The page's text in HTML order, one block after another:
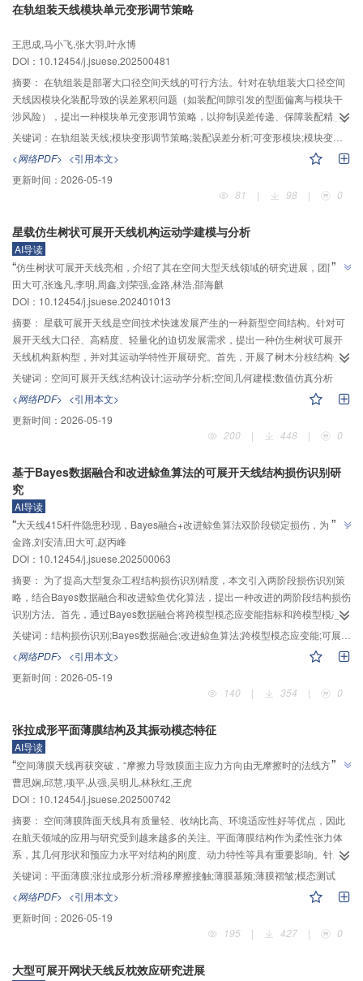
间桁架系统在多种温度载荷工况下的变形，且寻优过程有且仅有一个最优解；
和0.02 mm，带铰链太阳能板结构重构响应与理论响应的均方根误差约为0.95
mm；此外，分析了加工制造误差、传感器表贴位置误差与布局方式及响应信号
噪声等因素对重构精度的影响，说明了本文算法的工程应用价值。
在轨组装天线模块单元变形调节策略
王思成,马小飞,张大羽,叶永博
DOI： 10.12454/j.jsuese.202500481
摘要： 在轨组装是部署大口径空间天线的可行方法。针对在轨组装大口径空间
天线因模块化装配导致的误差累积问题（如装配间隙引发的型面偏离与模块干
涉风险），提出一种模块单元变形调节策略，以抑制误差传递、保障装配精度
与系统性能。首先，建立考虑装配间隙的抛物面天线模型的方法：采用平面投
影法生成模块节点坐标，结合间隙转化模型迭代计算各圈层模块的空间位置；
设计模块三点周向对接方式及由内向外的单向装配序列，形成6条误差传递链。
其次，进行在轨组装天线装配误差分析：引入误差链与误差球概念，基于指数
乘积法构建六自由度装配误差模型，以装配中心为基准，随机生成位移与旋转
象，量化分析装配间隙（100～300 mm）和最大允许位移误差（10～40 mm）
对累积误差的影响。最后，为抑制误差累积效应，提出具备变形调节能力的模
块单元构型及调节方案：通过释放节点自由度并在反射面布置作动器，实现单
面至6面分级调节；依据接触面数量与干涉情况，制定分场景调节方案，动态调
整模块边长与角度。结果表明：装配误差沿误差链累积增大，且与装配间隙尺
寸及最大允许位移误差成正比；通过简化可变形调节模块结构，验证了模块设
计与调节方案的有效性。
关键词： 在轨组装天线;模块变形调节策略;装配误差分析;可变形模块;模块变形调节方案
<网络PDF> <引用本文>
更新时间： 2026-05-19
81
| 98 | 0
星载仿生树状可展开天线机构运动学建模与分析
AI导读
“仿生树状可展开天线亮相，介绍了其在空间大型天线领域的研究进展，团队验
证“外旋平行，内旋归零”驱动策略，为轻量化高精度天线体系建设奠定基础。
”
田大可,张逸凡,李明,周鑫,刘荣强,金路,林浩,邵海麒
DOI： 10.12454/j.jsuese.202401013
摘要： 星载可展开天线是空间技术快速发展产生的一种新型空间结构。针对可
展开天线大口径、高精度、轻量化的迫切发展需求，提出一种仿生树状可展开
天线机构新构型，并对其运动学特性开展研究。首先，开展了树木分枝结构仿
生机理解析，提出可展开天线结构设计准则，进行了构型总体方案设计，并通
过研制初代样机，验证了其展开原理的可行性；其次，采用闭环矢量法等理
论，建立了可展开天线关键节点的空间几何模型和多级多闭环式肋单元及天线
整体的运动学参数化模型；再次，通过分析不同初始条件下分枝外杆运动特
性，建立了“外旋平行，内旋归零”的驱动策略模型；最后，采用MATLAB、
分析。仿真结果表明：所提出的机构能够顺利由收拢态运动至完全展开态，且
运动过程流畅无干涉，验证了机构原理和设计方案的正确性，以及分枝外杆驱
动策略的可行性，为后续该型天线的工程应用提供了理论基础。
关键词： 空间可展开天线;结构设计;运动学分析;空间几何建模;数值仿真分析
<网络PDF> <引用本文>
更新时间： 2026-05-19
200
| 448 | 0
基于Bayes数据融合和改进鲸鱼算法的可展开天线结构损伤识别研
究
AI导读
“大天线415杆件隐患秒现，Bayes融合+改进鲸鱼算法双阶段锁定损伤，为巨型
结构安全监测提供利器。”
”
金路,刘安清,田大可,赵丙峰
DOI： 10.12454/j.jsuese.202500063
摘要： 为了提高大型复杂工程结构损伤识别精度，本文引入两阶段损伤识别策
略，结合Bayes数据融合和改进鲸鱼优化算法，提出一种改进的两阶段结构损伤
识别方法。首先，通过Bayes数据融合将跨模型模态应变能指标和跨模型模态应
变能变化率指标融合得到新的损伤定位指标，进而定位复杂结构损伤的具体位
置。其次，针对鲸鱼优化算法存在容易陷入局部最优、全局搜索能力不足等缺
陷，采用Sobol序列初始化种群、双种群并行搜索和交流等4种策略加以改进，
提出改进的鲸鱼优化算法。最后，采用改进的鲸鱼优化算法修正先前的损伤定
位结果，并确定结构杆件实际损伤程度。对含有415个杆件的大口径空间可展开
数据融合方法融合跨模型模态应变能指标和跨模型模态应变能变化率指标进行
损伤定位，能有效降低非损伤杆件被误判为疑似损伤杆件的可能，相比仅采用
跨模型模态应变能指标，可得到更准确的定位结果；在0.2%噪声干扰下，采用
改进的鲸鱼优化算法在第一阶段损伤定位基础上准确识别损伤实际发生位置和
具体程度，抗噪性良好。该两阶段结构损伤识别方法可为大型复杂工程结构损
伤识别提供参考。
关键词： 结构损伤识别;Bayes数据融合;改进鲸鱼算法;跨模型模态应变能;可展开天线结构
<网络PDF> <引用本文>
更新时间： 2026-05-19
140
| 354 | 0
张拉成形平面薄膜结构及其振动模态特征
AI导读
“空间薄膜天线再获突破，“摩擦力导致膜面主应力方向由无摩擦时的法线方向转
变为切线方向”，团队验证张拉方案可靠性。
”
曹思娴,邱慧,项平,从强,吴明儿,林秋红,王虎
DOI： 10.12454/j.jsuese.202500742
摘要： 空间薄膜阵面天线具有质量轻、收纳比高、环境适应性好等优点，因此
在航天领域的应用与研究受到越来越多的关注。平面薄膜结构作为柔性张力体
系，其几何形状和预应力水平对结构的刚度、动力特性等具有重要影响。针对
大面积可展开平面薄膜天线的研发需求，本文设计制作了大型平面薄膜试验模
型，并对其进行了振动模态测试。本文详细阐述了平面薄膜试验模型的找形与
张拉成形分析，通过有限元分析探讨了边索和花边索套之间的摩擦接触对薄膜
膜面应力分布的影响。结果表明：摩擦力导致膜面主应力方向由无摩擦时的法
线方向转变为切线方向，并导致膜面应力不均匀，具体表现为张拉点附近的膜
件对该模型进行了模态分析，并考虑了空气附加质量的影响；总结了试验模型
关键词： 平面薄膜;张拉成形分析;滑移摩擦接触;薄膜基频;薄膜褶皱;模态测试
<网络PDF> <引用本文>
更新时间： 2026-05-19
195
| 427 | 0
大型可展开网状天线反枕效应研究进展